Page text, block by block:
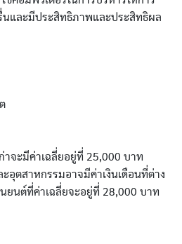
นและมีประสิทธิภาพและประสิทธิผล
าจะมีค่าเฉลี่ยอยู่ที่ 25,000 บาท
อุตสาหกรรมอาจมีค่าเงินเดือนที่ต่าง
ยนต์ที่ค่าเฉลี่ยจะอยู่ที่ 28,000 บาท